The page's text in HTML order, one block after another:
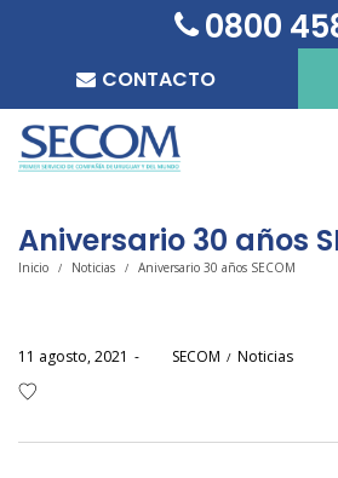
0800
CONTACTO
Aniversario 30 años
Inicio / Noticias / Aniversario 30 años SECOM
Posted
on
11 agosto, 2021 SECOM
Posted
Noticias